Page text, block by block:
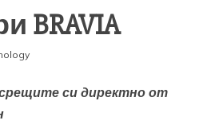
BRAVIA
си директно от